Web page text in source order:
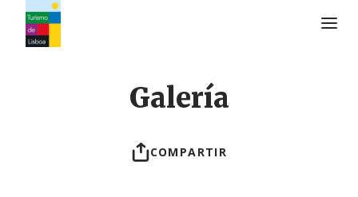
Galería
COMPARTIR